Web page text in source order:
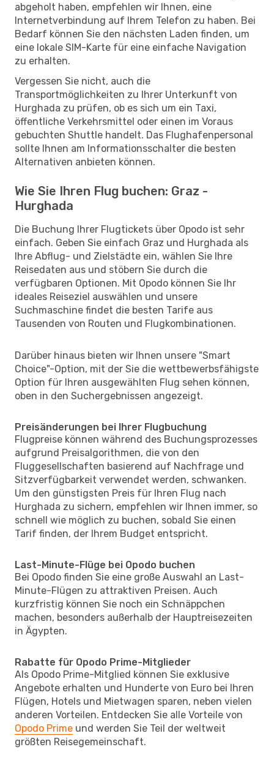
abgeholt haben, empfehlen wir Ihnen, eine
Internetverbindung auf Ihrem Telefon zu haben. Bei
Bedarf können Sie den nächsten Laden finden, um
eine lokale SIM-Karte für eine einfache Navigation
zu erhalten.
Vergessen Sie nicht, auch die
Transportmöglichkeiten zu Ihrer Unterkunft von
Hurghada zu prüfen, ob es sich um ein Taxi,
öffentliche Verkehrsmittel oder einen im Voraus
gebuchten Shuttle handelt. Das Flughafenpersonal
sollte Ihnen am Informationsschalter die besten
Alternativen anbieten können.
Wie Sie Ihren Flug buchen: Graz -
Hurghada
Die Buchung Ihrer Flugtickets über Opodo ist sehr
einfach. Geben Sie einfach Graz und Hurghada als
Ihre Abflug- und Zielstädte ein, wählen Sie Ihre
Reisedaten aus und stöbern Sie durch die
verfügbaren Optionen. Mit Opodo können Sie Ihr
ideales Reiseziel auswählen und unsere
Suchmaschine findet die besten Tarife aus
Tausenden von Routen und Flugkombinationen.
Darüber hinaus bieten wir Ihnen unsere "Smart
Choice"-Option, mit der Sie die wettbewerbsfähigste
Option für Ihren ausgewählten Flug sehen können,
oben in den Suchergebnissen angezeigt.
Preisänderungen bei Ihrer Flugbuchung
Flugpreise können während des Buchungsprozesses
aufgrund Preisalgorithmen, die von den
Fluggesellschaften basierend auf Nachfrage und
Sitzverfügbarkeit verwendet werden, schwanken.
Um den günstigsten Preis für Ihren Flug nach
Hurghada zu sichern, empfehlen wir Ihnen immer, so
schnell wie möglich zu buchen, sobald Sie einen
Tarif finden, der Ihrem Budget entspricht.
Last-Minute-Flüge bei Opodo buchen
Bei Opodo finden Sie eine große Auswahl an Last-
Minute-Flügen zu attraktiven Preisen. Auch
kurzfristig können Sie noch ein Schnäppchen
machen, besonders außerhalb der Hauptreisezeiten
in Ägypten.
Rabatte für Opodo Prime-Mitglieder
Als Opodo Prime-Mitglied können Sie exklusive
Angebote erhalten und Hunderte von Euro bei Ihren
Flügen, Hotels und Mietwagen sparen, neben vielen
anderen Vorteilen. Entdecken Sie alle Vorteile von
Opodo Prime und werden Sie Teil der weltweit
größten Reisegemeinschaft.